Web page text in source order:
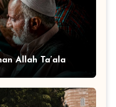
Allah Ta’ala